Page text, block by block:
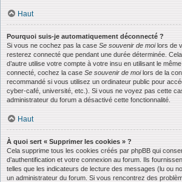
Haut
Pourquoi suis-je automatiquement déconnecté ?
Si vous ne cochez pas la case Se souvenir de moilors de
resterez connecté que pendant une durée déterminée.
d’autre utilise votre compte à votre insu en utilisant le
connecté, cochez la case Se souvenir de moilors de la
recommandé si vous utilisez un ordinateur public pour
cyber-café, université, etc.). Si vous ne voyez pas cette
administrateur du forum a désactivé cette fonctionnalité.
Haut
À quoi sert « Supprimer les cookies » ?
Cela supprime tous les cookies créés par phpBB qui
d’authentification et votre connexion au forum. Ils
telles que les indicateurs de lecture des messages (lu ou
un administrateur du forum. Si vous rencontrez des